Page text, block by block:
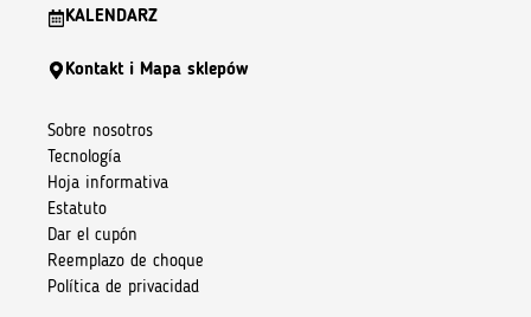
KALENDARZ
Kontakt i Mapa sklepów
Sobre nosotros
Tecnología
Hoja informativa
Estatuto
Dar el cupón
Reemplazo de choque
Política de privacidad